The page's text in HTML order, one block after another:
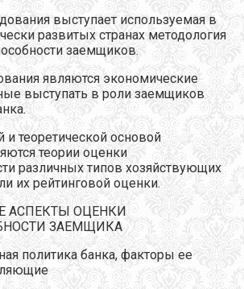
выступает используемая в
развитых странах методология
заемщиков.
являются экономические
выступать в роли заемщиков
и теоретической основой
теории оценки
различных типов хозяйствующих
их рейтинговой оценки.
АСПЕКТЫ ОЦЕНКИ
ЗАЕМЩИКА
политика банка, факторы ее